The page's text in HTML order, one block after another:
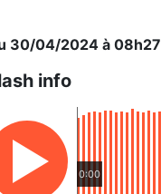
30/04/2024 à 08h27
info
0:00